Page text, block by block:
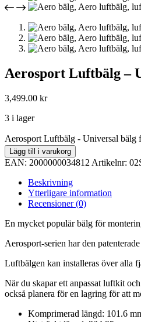
Aerosport Luftbälg –
3,499.00 kr
3 i lager
Aerosport Luftbälg - Universal bälg
Lägg till i varukorg
EAN: 2000000034812 Artikelnr:
Beskrivning
Ytterligare information
Recensioner (0)
En mycket populär bälg för
Aerosport-serien har den
Luftbälgen kan installeras över alla
När du skapar ett anpassat luftkit
också planera för en lagring för att
Komprimerad längd: 101.6